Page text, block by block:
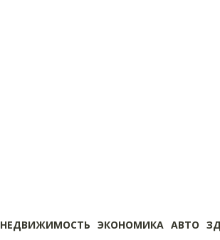
НЕДВИЖИМОСТЬ ЭКОНОМИКА АВТО